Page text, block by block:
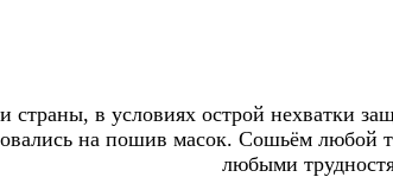
страны, в условиях острой нехватки
на пошив масок. Сошьём любой
любыми